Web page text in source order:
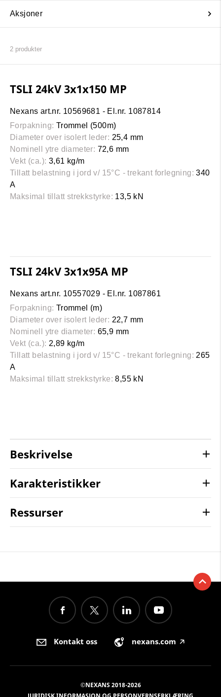
Aksjoner
2 produkter
TSLI 24kV 3x1x150 MP
Nexans art.nr. 10569681 - El.nr. 1087814
Forpakning: Trommel (500m)
Diameter over isolert leder: 25,4 mm
Nominell ytre diameter: 72,6 mm
Vekt (ca.): 3,61 kg/m
Tillatt belastning i jord v/ 15°C - trekant forlegning: 340
A
Maksimal tillatt strekkstyrke: 13,5 kN
TSLI 24kV 3x1x95A MP
Nexans art.nr. 10557029 - El.nr. 1087861
Forpakning: Trommel (m)
Diameter over isolert leder: 22,7 mm
Nominell ytre diameter: 65,9 mm
Vekt (ca.): 2,89 kg/m
Tillatt belastning i jord v/ 15°C - trekant forlegning: 265
A
Maksimal tillatt strekkstyrke: 8,55 kN
Beskrivelse
Karakteristikker
Ressurser
Kontakt oss nexans.com 🡥
©NEXANS 2018-2026